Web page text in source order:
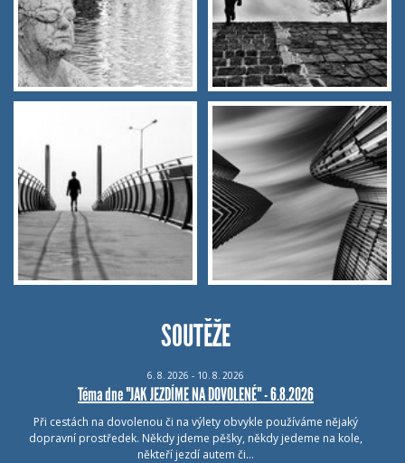
SOUTĚŽE
6. 8. 2026 - 10. 8. 2026
Téma dne "JAK JEZDÍME NA DOVOLENÉ" - 6.8.2026
Při cestách na dovolenou či na výlety obvykle používáme nějaký
dopravní prostředek. Někdy jdeme pěšky, někdy jedeme na kole,
někteří jezdí autem či…